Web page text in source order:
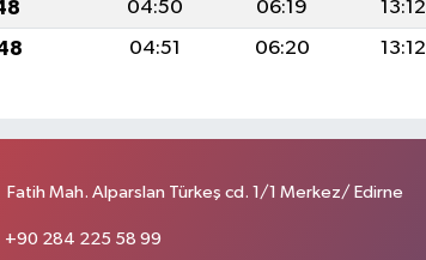
04:50 06:19 13:12
04:51 06:20 13:12
Fatih Mah. Alparslan Türkeş cd. 1/1 Merkez/ Edirne
+90 284 225 58 99